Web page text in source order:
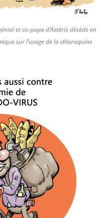
et co-papa d’Astérix décède en
sur l’usage de la chloroquine